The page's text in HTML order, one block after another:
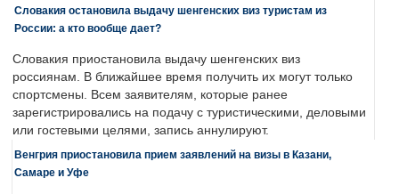
Словакия остановила выдачу шенгенских виз туристам из
России: а кто вообще дает?
Словакия приостановила выдачу шенгенских виз
россиянам. В ближайшее время получить их могут только
спортсмены. Всем заявителям, которые ранее
зарегистрировались на подачу с туристическими, деловыми
или гостевыми целями, запись аннулируют.
Венгрия приостановила прием заявлений на визы в Казани,
Самаре и Уфе